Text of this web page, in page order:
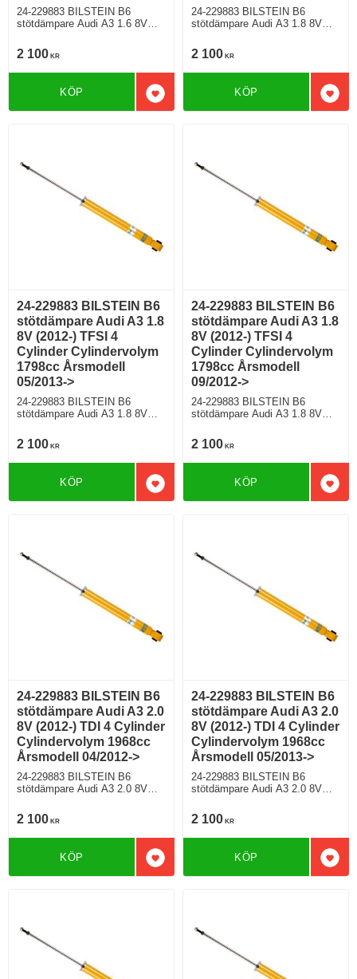
24-229883 BILSTEIN B6
stötdämpare Audi A3 1.6 8V
Cylindervolym 1598cc
Årsmodell 03/2017-> Sedan
Framhjulsdriven 114 Hkr Diesel
Motorkod DDYA Manuell/6,
Semi-Automat/7 Modell med
2 100 KR
Lägg till i favoriter
KÖP
24-229883 BILSTEIN B6
stötdämpare Audi A3 1.8 8V
Cylindervolym 1798cc
Årsmodell 04/2012-> Halvkombi
Framhjulsdriven 178 Hkr Bensin
Motorkod CJSA Manuell/6,
Semi-Automat/7 Modell utan
2 100 KR
KÖP
24-229883 BILSTEIN B6
stötdämpare Audi A3 1.8
8V (2012-) TFSI 4
Cylinder Cylindervolym
1798cc Årsmodell
05/2013->
24-229883 BILSTEIN B6
stötdämpare Audi A3 1.8 8V
Cylindervolym 1798cc
Årsmodell 05/2013-> Sedan
Framhjulsdriven 178 Hkr Bensin
Motorkod CJSA Manuell/6,
Semi-Automat/7 Modell med
2 100 KR
Lägg till i favoriter
KÖP
24-229883 BILSTEIN B6
stötdämpare Audi A3 1.8
8V (2012-) TFSI 4
Cylinder Cylindervolym
1798cc Årsmodell
09/2012->
24-229883 BILSTEIN B6
stötdämpare Audi A3 1.8 8V
Cylindervolym 1798cc
Årsmodell 09/2012-> Halvkombi
Framhjulsdriven 178 Hkr Bensin
Motorkod CJSA Manuell/6,
Semi-Automat/7 Modell med
2 100 KR
KÖP
24-229883 BILSTEIN B6
stötdämpare Audi A3 2.0
8V (2012-) TDI 4 Cylinder
Cylindervolym 1968cc
Årsmodell 04/2012->
24-229883 BILSTEIN B6
stötdämpare Audi A3 2.0 8V
Cylindervolym 1968cc
Årsmodell 04/2012-> Halvkombi
Framhjulsdriven 148 Hkr Diesel
Motorkod CRBC,CRLB,DCYA
Manuell/6, Semi-Automat/6,
2 100 KR
Lägg till i favoriter
KÖP
24-229883 BILSTEIN B6
stötdämpare Audi A3 2.0
8V (2012-) TDI 4 Cylinder
Cylindervolym 1968cc
Årsmodell 05/2013->
24-229883 BILSTEIN B6
stötdämpare Audi A3 2.0 8V
Cylindervolym 1968cc
Årsmodell 05/2013-> Halvkombi
Framhjulsdriven 181 Hkr Diesel
Motorkod CUNA,DGCA
Manuell/6 Modell utan
2 100 KR
KÖP